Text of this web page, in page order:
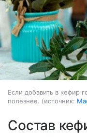
Если добавить в кефир
полезнее.
источник:
Состав